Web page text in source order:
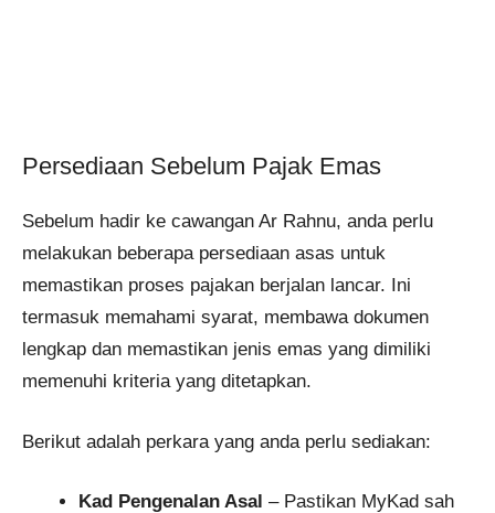
Persediaan Sebelum Pajak Emas
Sebelum hadir ke cawangan Ar Rahnu, anda perlu
melakukan beberapa persediaan asas untuk
memastikan proses pajakan berjalan lancar. Ini
termasuk memahami syarat, membawa dokumen
lengkap dan memastikan jenis emas yang dimiliki
memenuhi kriteria yang ditetapkan.
Berikut adalah perkara yang anda perlu sediakan:
Kad Pengenalan Asal – Pastikan MyKad sah